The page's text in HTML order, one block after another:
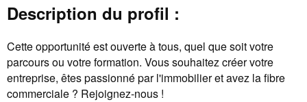
Description du profil :
Cette opportunité est ouverte à tous, quel que soit votre
parcours ou votre formation. Vous souhaitez créer votre
entreprise, êtes passionné par l'immobilier et avez la fibre
commerciale ? Rejoignez-nous !